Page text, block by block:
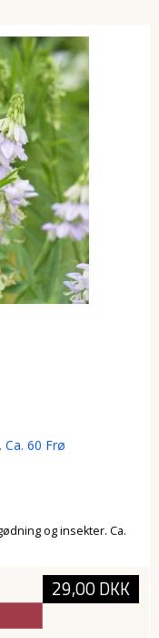
60 Frø
og insekter. Ca.
29,00 DKK